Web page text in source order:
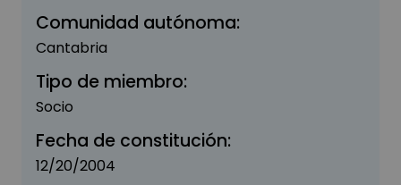
Comunidad autónoma:
Cantabria
Tipo de miembro:
Socio
Fecha de constitución:
12/20/2004